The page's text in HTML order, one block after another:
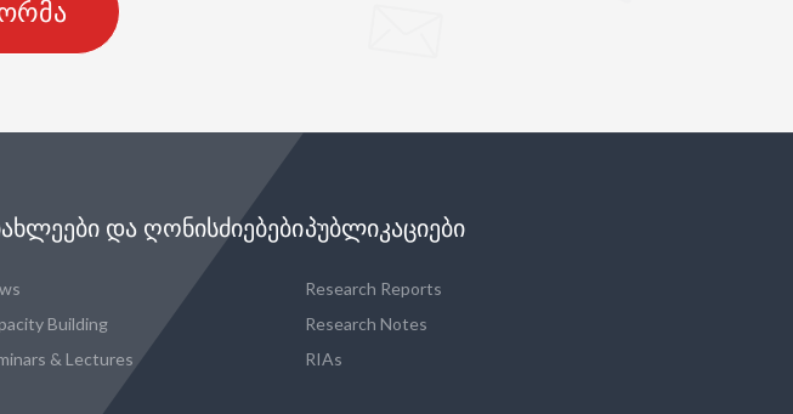
ᲓᲐ ᲦᲝᲜᲘᲡᲫᲘᲔᲑᲔᲑᲘ
Building
& Lectures
ᲞᲣᲑᲚᲘᲙᲐᲪᲘᲔᲑᲘ
Research Reports
Research Notes
RIAs